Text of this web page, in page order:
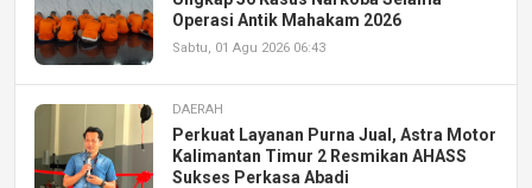
Operasi Antik Mahakam 2026
Sabtu, 01 Agu 2026 06:43
DAERAH
Perkuat Layanan Purna Jual, Astra Motor
Kalimantan Timur 2 Resmikan AHASS
Sukses Perkasa Abadi